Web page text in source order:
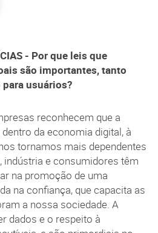
- Por que leis que
são importantes, tanto
usuários?
reconhecem que a
da economia digital, à
tornamos mais dependentes
indústria e consumidores têm
na promoção de uma
na confiança, que capacita as
a nossa sociedade. A
dados e o respeito à